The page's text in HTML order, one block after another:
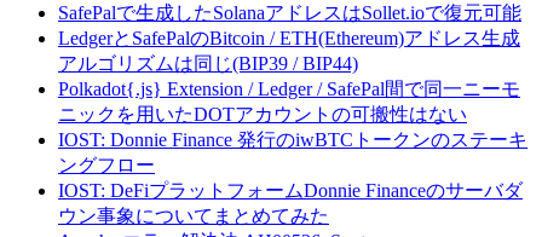
SafePalで生成したSolanaアドレスはSollet.ioで復元可能
LedgerとSafePalのBitcoin / ETH(Ethereum)アドレス生成
アルゴリズムは同じ(BIP39 / BIP44)
Polkadot{.js} Extension / Ledger / SafePal間で同一ニーモ
ニックを用いたDOTアカウントの可搬性はない
IOST: Donnie Finance 発行のiwBTCトークンのステーキ
ングフロー
IOST: DeFiプラットフォームDonnie Financeのサーバダ
ウン事象についてまとめてみた